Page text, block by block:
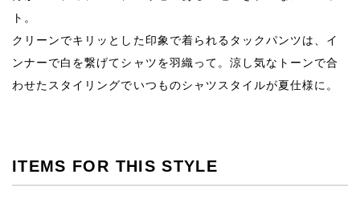
ト。
クリーンでキリッとした印象で着られるタックパンツは、イ
ンナーで白を繋げてシャツを羽織って。涼し気なトーンで合
わせたスタイリングでいつものシャツスタイルが夏仕様に。
ITEMS FOR THIS STYLE